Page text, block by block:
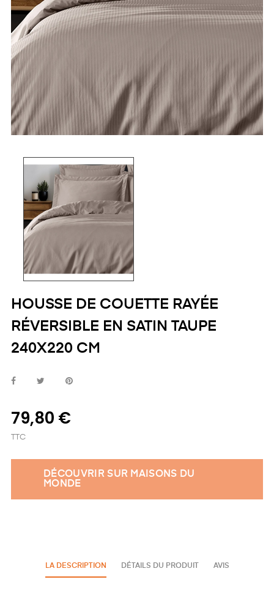
HOUSSE DE COUETTE RAYÉE
RÉVERSIBLE EN SATIN TAUPE
240X220 CM
79,80 €
TTC
DÉCOUVRIR SUR MAISONS DU
MONDE
LA DESCRIPTION DÉTAILS DU PRODUIT AVIS